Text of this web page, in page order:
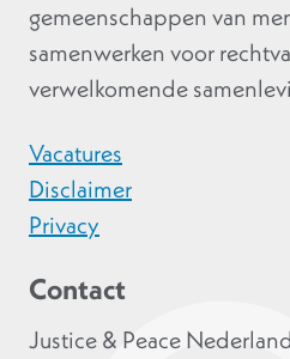
gemeenschappen van
samenwerken voor
verwelkomende
Vacatures
Disclaimer
Privacy
Contact
Justice & Peace Nederland